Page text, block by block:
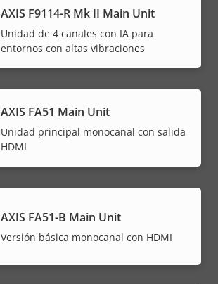
AXIS F9114-R Mk II Main Unit
Unidad de 4 canales con IA para
entornos con altas vibraciones
AXIS FA51 Main Unit
Unidad principal monocanal con salida
HDMI
AXIS FA51-B Main Unit
Versión básica monocanal con HDMI